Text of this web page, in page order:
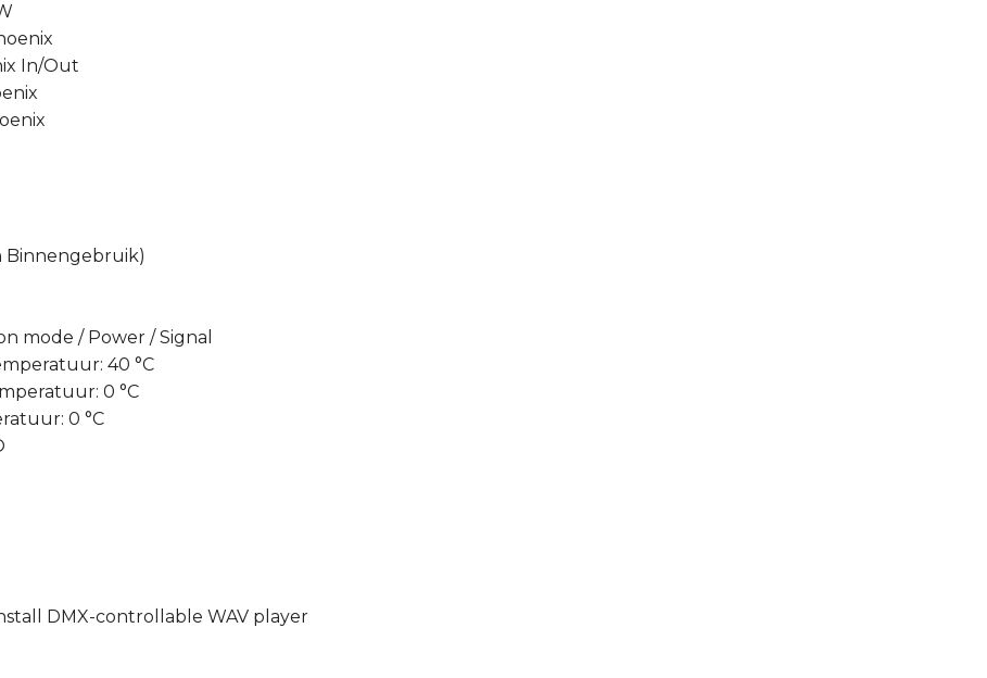
In/Out
Binnengebruik)
mode / Power / Signal
40 °C
0 °C
0 °C
DMX-controllable WAV player